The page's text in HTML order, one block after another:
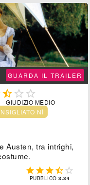
GUARDA IL TRAILER
  
- GIUDIZIO MEDIO
NÌ
Austen, tra intrighi,
    
PUBBLICO3.34